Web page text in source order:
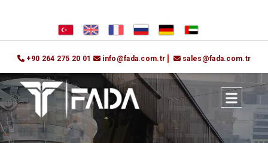
+90 264 275 20 01 info@fada.com.tr sales@fada.com.tr